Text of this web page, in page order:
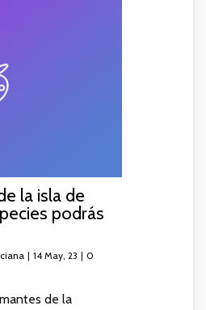
la isla de
podrás
| 14 May, 23 | 0
de la